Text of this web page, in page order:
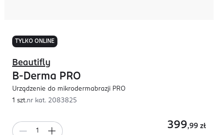
TYLKO ONLINE
Beautifly
B-Derma PRO
Urządzenie do mikrodermabrazji PRO
1 szt.nr kat. 2083825
399,99 zł